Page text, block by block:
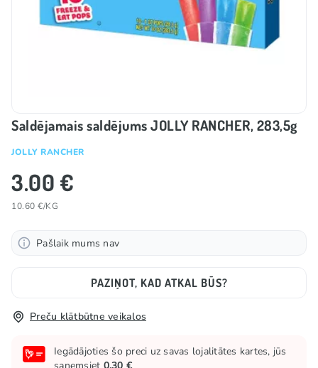
Saldējamais saldējums JOLLY RANCHER, 283,5g
JOLLY RANCHER
3.00 €
10.60 €/KG
Pašlaik mums nav
PAZIŅOT, KAD ATKAL BŪS?
Preču klātbūtne veikalos
Iegādājoties šo preci uz savas lojalitātes kartes, jūs